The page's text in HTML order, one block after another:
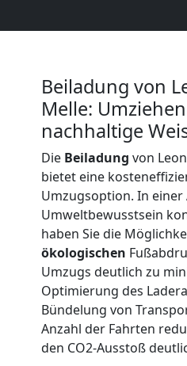
Beiladung von
Melle:
nachhaltige
Die Beiladung von
bietet eine
Umzugsoption. In einer
Umweltbewusstsein
haben Sie die
ökologischen
Umzugs deutlich zu
Optimierung des
Bündelung von
Anzahl der Fahrten
den CO2-Ausstoß
3
LKW
Möbellift
Leonding
Übersiedlung
Leonding